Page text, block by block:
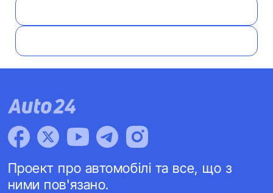
Проект про автомобілі та все, що з
ними пов'язано.